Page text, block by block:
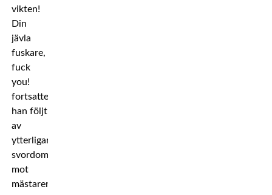
vikten!
Din
jävla
fuskare,
fuck
you!
fortsatte
han följt
av
ytterligare
svordomar
mot
mästaren.